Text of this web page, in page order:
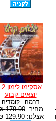
אסקימו לימון 2:
יוצאים קבוע
דרמה - קומדיה
מחיר:179.90 ₪
אצלנו: 129.90 ₪